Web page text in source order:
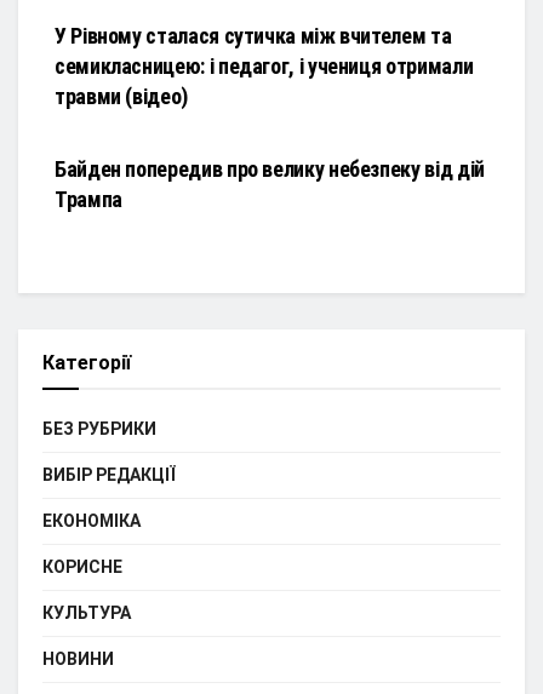
У Рівному сталася сутичка між вчителем та
семикласницею: і педагог, і учениця отримали
травми (відео)
Байден попередив про велику небезпеку від дій
Трампа
Категорії
БЕЗ РУБРИКИ
ВИБІР РЕДАКЦІЇ
ЕКОНОМІКА
КОРИСНЕ
КУЛЬТУРА
НОВИНИ